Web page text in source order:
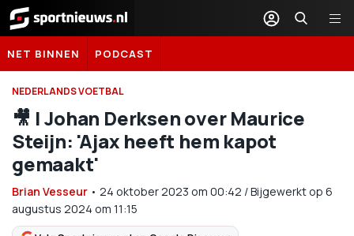
Sportnieuws.nl
NET BINNEN PODCAST
NEDERLANDS VOETBAL
🎥 | Johan Derksen over Maurice
Steijn: 'Ajax heeft hem kapot
gemaakt'
Brian Vesseur • 24 oktober 2023 om 00:42 /Bijgewerkt op 6
augustus 2024 om 11:15